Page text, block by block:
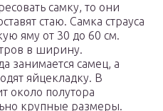
самку, то они
стаю. Самка страуса
яму от 30 до 60 см.
в ширину.
занимается самец, а
яйцекладку. В
около полутора
крупные размеры.